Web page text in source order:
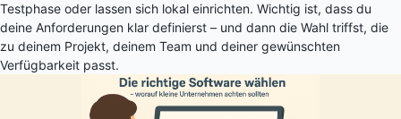
Testphase oder lassen sich lokal einrichten. Wichtig ist, dass du
deine Anforderungen klar definierst – und dann die Wahl triffst, die
zu deinem Projekt, deinem Team und deiner gewünschten
Verfügbarkeit passt.